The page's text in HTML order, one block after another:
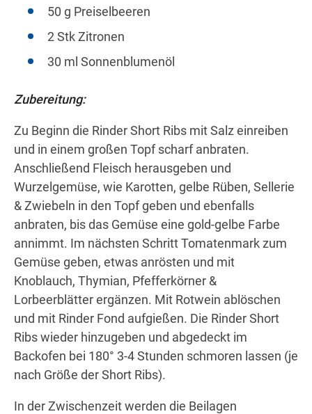
50 g Preiselbeeren
2 Stk Zitronen
30 ml Sonnenblumenöl
Zubereitung:
Zu Beginn die Rinder Short Ribs mit Salz einreiben
und in einem großen Topf scharf anbraten.
Anschließend Fleisch herausgeben und
Wurzelgemüse, wie Karotten, gelbe Rüben, Sellerie
& Zwiebeln in den Topf geben und ebenfalls
anbraten, bis das Gemüse eine gold-gelbe Farbe
annimmt. Im nächsten Schritt Tomatenmark zum
Gemüse geben, etwas anrösten und mit
Knoblauch, Thymian, Pfefferkörner &
Lorbeerblätter ergänzen. Mit Rotwein ablöschen
und mit Rinder Fond aufgießen. Die Rinder Short
Ribs wieder hinzugeben und abgedeckt im
Backofen bei 180° 3-4 Stunden schmoren lassen (je
nach Größe der Short Ribs).
In der Zwischenzeit werden die Beilagen